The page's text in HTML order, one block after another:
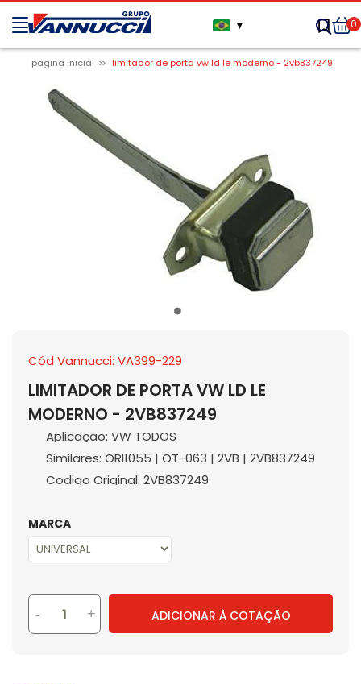
▼ 0
página inicial limitador de porta vw ld le moderno - 2vb837249
Cód Vannucci: VA399-229
LIMITADOR DE PORTA VW LD LE
MODERNO - 2VB837249
Aplicação: VW TODOS
Similares: ORI1055 | OT-063 | 2VB | 2VB837249
Codigo Original: 2VB837249
MARCA
- + ADICIONAR À COTAÇÃO